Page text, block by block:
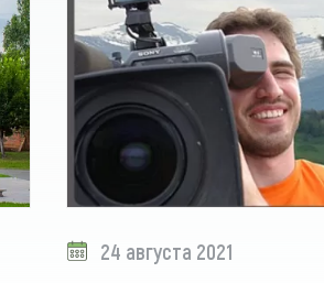
24 августа 2021